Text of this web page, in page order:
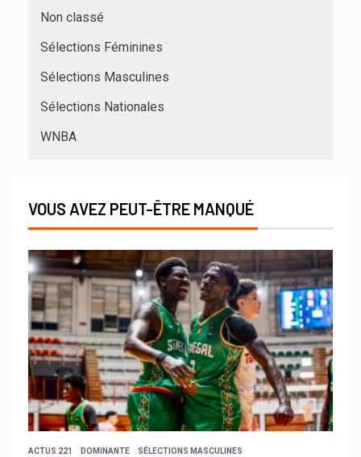
Non classé
Sélections Féminines
Sélections Masculines
Sélections Nationales
WNBA
VOUS AVEZ PEUT-ÊTRE MANQUÉ
ACTUS 221 DOMINANTE
SÉLECTIONS MASCULINES